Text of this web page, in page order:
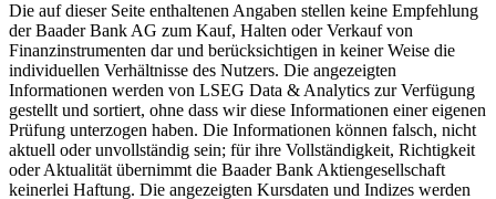
Die auf dieser Seite enthaltenen Angaben stellen keine Empfehlung
der Baader Bank AG zum Kauf, Halten oder Verkauf von
Finanzinstrumenten dar und berücksichtigen in keiner Weise die
individuellen Verhältnisse des Nutzers. Die angezeigten
Informationen werden von LSEG Data & Analytics zur Verfügung
gestellt und sortiert, ohne dass wir diese Informationen einer eigenen
Prüfung unterzogen haben. Die Informationen können falsch, nicht
aktuell oder unvollständig sein; für ihre Vollständigkeit, Richtigkeit
oder Aktualität übernimmt die Baader Bank Aktiengesellschaft
keinerlei Haftung. Die angezeigten Kursdaten und Indizes werden